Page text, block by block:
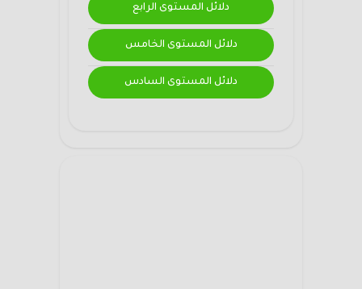
دلائل المستوى الرابع
دلائل المستوى الخامس
دلائل المستوى السادس